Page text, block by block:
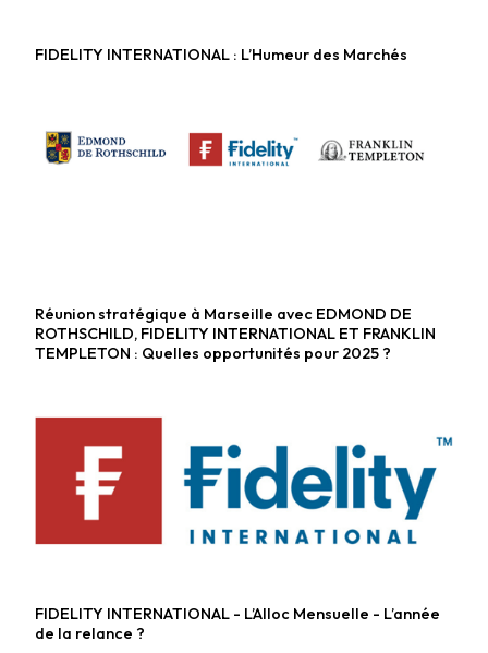
Fonds diversifiés
FIDELITY INTERNATIONAL : L’Humeur des Marchés
Fonds actions
Réunion stratégique à Marseille avec EDMOND DE
ROTHSCHILD, FIDELITY INTERNATIONAL ET FRANKLIN
TEMPLETON : Quelles opportunités pour 2025 ?
Fonds diversifiés
FIDELITY INTERNATIONAL - L’Alloc Mensuelle - L’année
de la relance ?